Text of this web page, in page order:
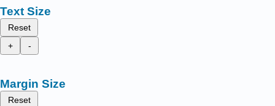
Text Size
Reset
+
-
Margin Size
Reset